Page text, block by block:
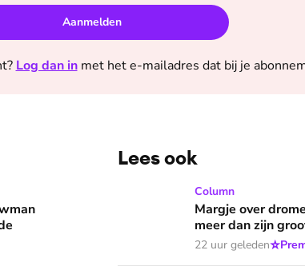
Aanmelden
Log dan in met het e-mailadres dat bij je
de dag met een kopje koffie bij de stacaravan'
Lees ook
Margje over dromen die in
Column
Margje over
meer dan zijn
22 uur geleden⭐